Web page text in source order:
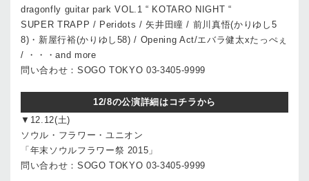
dragonfly guitar park VOL.1 “ KOTARO NIGHT “
SUPER TRAPP / Peridots / 矢井田瞳 / 前川真悟(かりゆし5
8)・新屋行裕(かりゆし58) / Opening Act/エバラ健太xたっぺぇ
/ ・・・and more
問い合わせ：SOGO TOKYO 03-3405-9999
12/8の公演詳細はコチラから
▼12.12(土)
ソウル・フラワー・ユニオン
「年末ソウルフラワー祭 2015」
問い合わせ：SOGO TOKYO 03-3405-9999